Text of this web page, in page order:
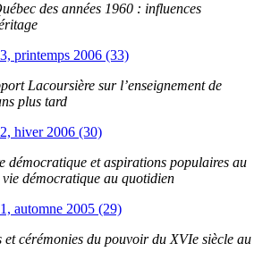
des années 1960 : influences
printemps 2006 (33)
Lacoursière sur l’enseignement de
plus tard
hiver 2006 (30)
démocratique et aspirations populaires au
démocratique au quotidien
automne 2005 (29)
et cérémonies du pouvoir du XVIe siècle au